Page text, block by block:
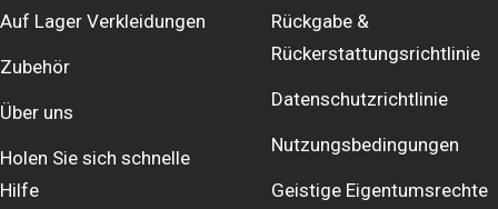
Auf Lager Verkleidungen
Zubehör
Über uns
Holen Sie sich schnelle
Hilfe
Rückgabe &
Rückerstattungsrichtlinie
Datenschutzrichtlinie
Nutzungsbedingungen
Geistige Eigentumsrechte